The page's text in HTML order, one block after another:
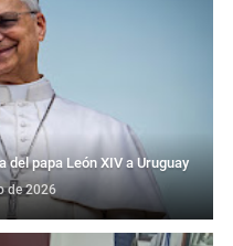
papa León XIV a Uruguay
de 2026